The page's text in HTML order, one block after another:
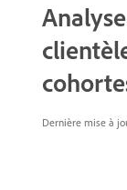
Dernière mise à